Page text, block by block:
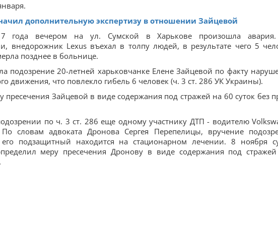
дополнительную экспертизу в отношении Зайцевой
года вечером на ул. Сумской в Харькове произошла
внедорожник Lexus въехал в толпу людей, в результате чего 5
позднее в больнице.
подозрение 20-летней харьковчанке Елене Зайцевой по факту
движения, что повлекло гибель 6 человек (ч. 3 ст. 286 УК Украины).
пресечения Зайцевой в виде содержания под стражей на 60 суток без
по ч. 3 ст. 286 еще одному участнику ДТП - водителю
словам адвоката Дронова Сергея Перепелицы, вручение
подзащитный находится на стационарном лечении. 8 ноября
меру пресечения Дронову в виде содержания под